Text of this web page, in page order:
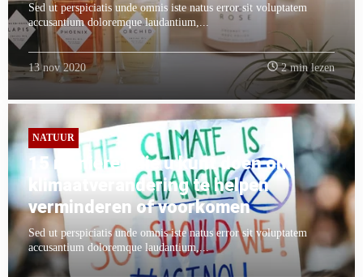
Sed ut perspiciatis unde omnis iste natus error sit voluptatem
accusantium doloremque laudantium,...
13 nov 2020 2 min lezen
NATUUR
15 manieren die u kunt doen om
klimaatverandering te helpen
verminderen of voorkomen
Sed ut perspiciatis unde omnis iste natus error sit voluptatem
accusantium doloremque laudantium,...